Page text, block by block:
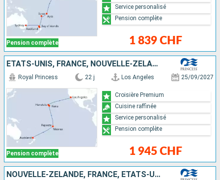
Pension complète 1 839 CHF
Service personalisé
Pension complète
ÉTATS-UNIS, FRANCE, NOUVELLE-ZÉLANDE
Pension complète
Royal Princess 22 j Los Angeles 25/09/2027
1 945 CHF
Croisière Premium
Cuisine raffinée
Service personalisé
Pension complète
NOUVELLE-ZÉLANDE, FRANCE, ÉTATS-UNIS